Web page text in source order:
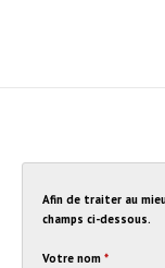
Afin de traiter au
champs ci-dessous.
Votre nom *